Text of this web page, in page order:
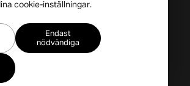
Integritetspolicy
cookie-inställningar.
Endast
nödvändiga